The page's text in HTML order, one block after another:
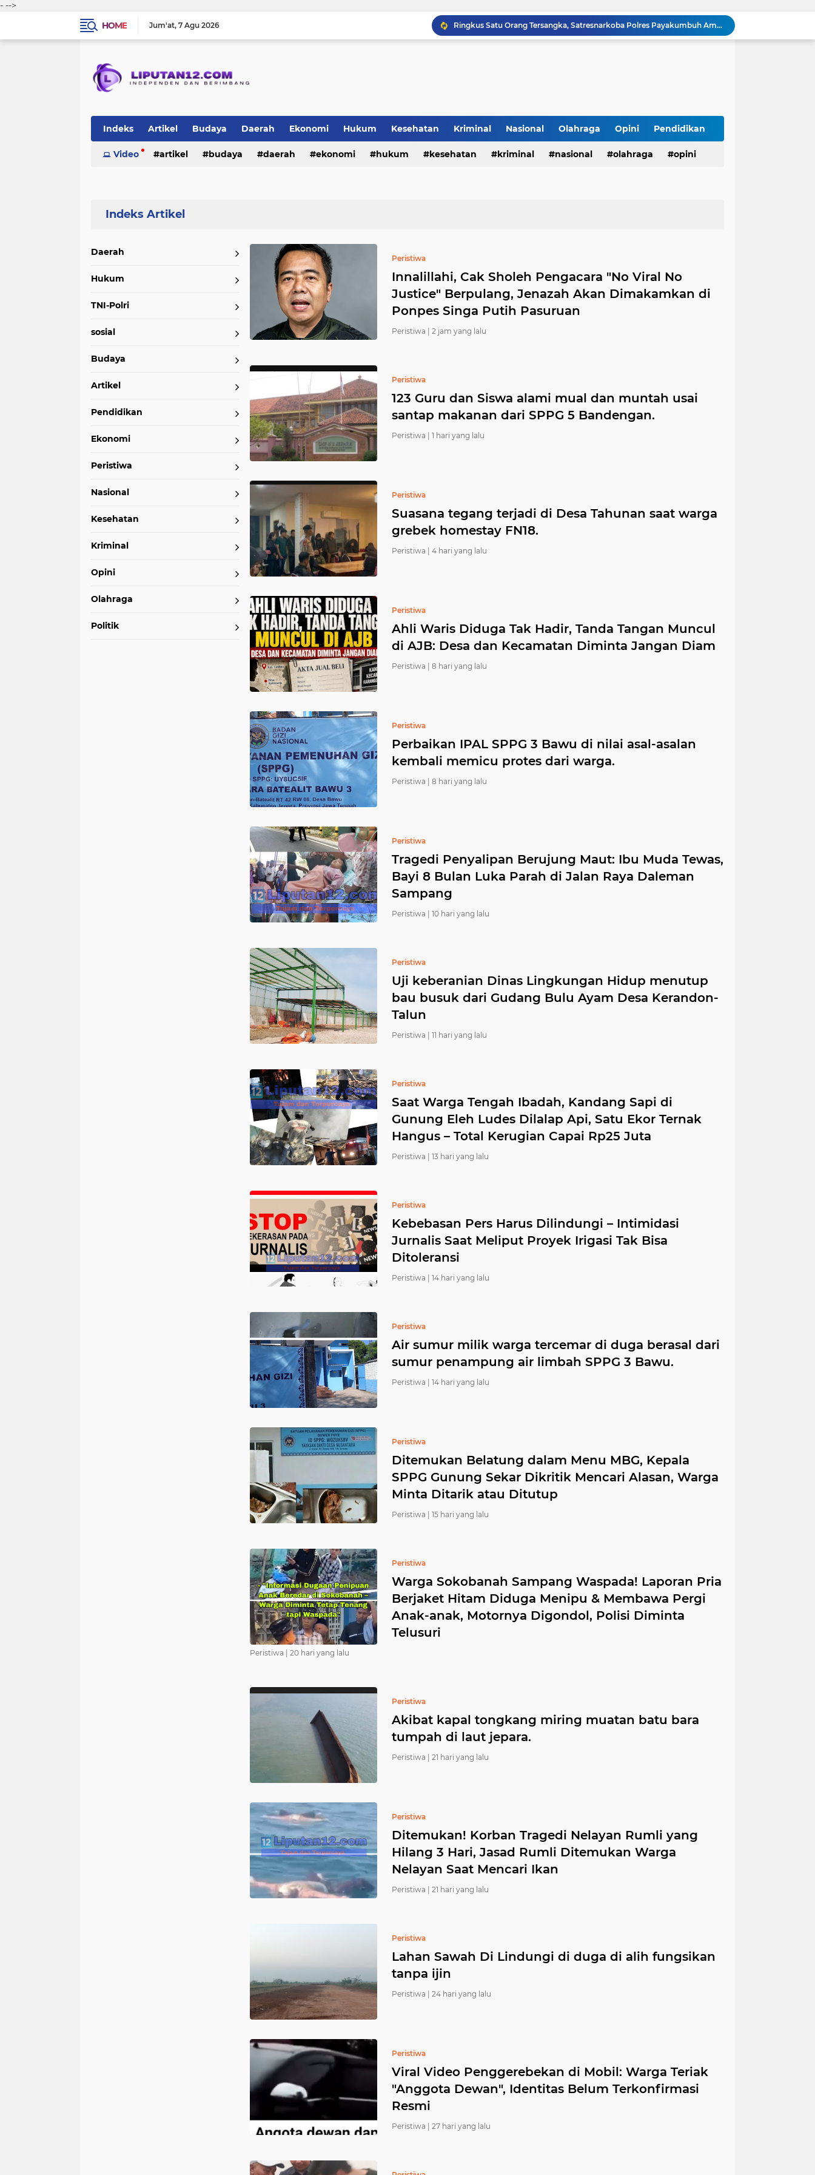
- -->
HOME
Jum'at 7 Agu 2026
Ringkus Satu Orang Tersangka, Satresnarkoba Polres Payakumbuh Amankan Satu Paket Sabu
Walikota Zulmaeta Melantik Pengurus Baru KONI Kota Payakumbuh Masa Bakti 2026-2030
Gerhana Matahari Total 12 Agustus 2026: Fenomena Langka, Apakah Bisa Dilihat dari Indonesia?
Indeks Artikel Budaya Daerah Ekonomi Hukum Kesehatan Kriminal Nasional Olahraga Opini Pendidikan
Peristiwa Politik TNI-Polri sosial
Video artikel budaya daerah ekonomi hukum kesehatan kriminal nasional olahraga opini
Daerah
Hukum
TNI-Polri
sosial
Budaya
Artikel
Pendidikan
Ekonomi
Peristiwa
Nasional
Kesehatan
Kriminal
Opini
Olahraga
Politik
Peristiwa
Innalillahi, Cak Sholeh Pengacara "No Viral No
Justice" Berpulang, Jenazah Akan Dimakamkan di
Ponpes Singa Putih Pasuruan
Peristiwa | 2 jam yang lalu
Peristiwa
123 Guru dan Siswa alami mual dan muntah usai
santap makanan dari SPPG 5 Bandengan.
Peristiwa | 1 hari yang lalu
Peristiwa
Suasana tegang terjadi di Desa Tahunan saat warga
grebek homestay FN18.
Peristiwa | 4 hari yang lalu
Peristiwa
Ahli Waris Diduga Tak Hadir, Tanda Tangan Muncul
di AJB: Desa dan Kecamatan Diminta Jangan Diam
Peristiwa | 8 hari yang lalu
Peristiwa
Perbaikan IPAL SPPG 3 Bawu di nilai asal-asalan
kembali memicu protes dari warga.
Peristiwa | 8 hari yang lalu
Peristiwa
Tragedi Penyalipan Berujung Maut: Ibu Muda Tewas,
Bayi 8 Bulan Luka Parah di Jalan Raya Daleman
Sampang
Peristiwa | 10 hari yang lalu
Peristiwa
Uji keberanian Dinas Lingkungan Hidup menutup
bau busuk dari Gudang Bulu Ayam Desa Kerandon-
Talun
Peristiwa | 11 hari yang lalu
Peristiwa
Saat Warga Tengah Ibadah, Kandang Sapi di
Gunung Eleh Ludes Dilalap Api, Satu Ekor Ternak
Hangus – Total Kerugian Capai Rp25 Juta
Peristiwa | 13 hari yang lalu
Peristiwa
Kebebasan Pers Harus Dilindungi – Intimidasi
Jurnalis Saat Meliput Proyek Irigasi Tak Bisa
Ditoleransi
Peristiwa | 14 hari yang lalu
Peristiwa
Air sumur milik warga tercemar di duga berasal dari
sumur penampung air limbah SPPG 3 Bawu.
Peristiwa | 14 hari yang lalu
Peristiwa
Ditemukan Belatung dalam Menu MBG, Kepala
SPPG Gunung Sekar Dikritik Mencari Alasan, Warga
Minta Ditarik atau Ditutup
Peristiwa | 15 hari yang lalu
Peristiwa
Warga Sokobanah Sampang Waspada! Laporan Pria
Berjaket Hitam Diduga Menipu & Membawa Pergi
Anak-anak, Motornya Digondol, Polisi Diminta
Telusuri
Peristiwa | 20 hari yang lalu
Peristiwa
Akibat kapal tongkang miring muatan batu bara
tumpah di laut jepara.
Peristiwa | 21 hari yang lalu
Peristiwa
Ditemukan! Korban Tragedi Nelayan Rumli yang
Hilang 3 Hari, Jasad Rumli Ditemukan Warga
Nelayan Saat Mencari Ikan
Peristiwa | 21 hari yang lalu
Peristiwa
Lahan Sawah Di Lindungi di duga di alih fungsikan
tanpa ijin
Peristiwa | 24 hari yang lalu
Peristiwa
Viral Video Penggerebekan di Mobil: Warga Teriak
"Anggota Dewan", Identitas Belum Terkonfirmasi
Resmi
Peristiwa | 27 hari yang lalu